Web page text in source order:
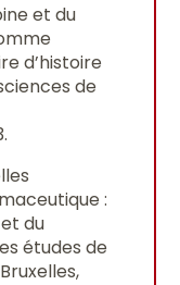
et du
d’histoire
de
:
du
études de